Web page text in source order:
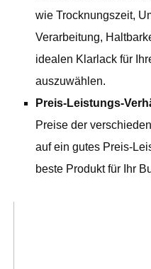
wie Trocknungszeit,
Verarbeitung,
idealen Klarlack für
auszuwählen.
Preis-Leistungs-
Preise der
auf ein gutes Preis-
beste Produkt für Ihr